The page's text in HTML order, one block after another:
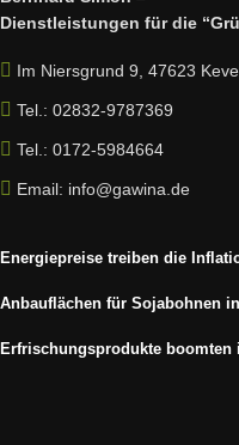
Dienstleistungen für die
Im Niersgrund 9, 47623
Tel.: 02832-9787369
Tel.: 0172-5984664
Email: info@gawina.de
Energiepreise treiben die
Anbauflächen für Sojabohnen
Erfrischungsprodukte boomten